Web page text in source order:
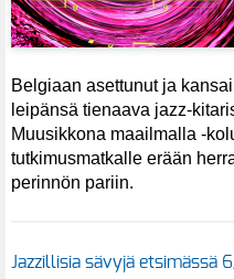
Belgiaan asettunut ja
leipänsä tienaava jazz-
Muusikkona maailmalla -
tutkimusmatkalle erään
perinnön pariin.
Jazzillisia sävyjä etsimässä